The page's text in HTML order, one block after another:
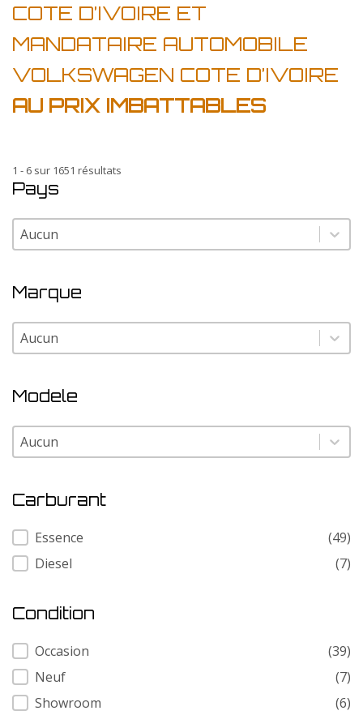
COTE D’IVOIRE ET
MANDATAIRE AUTOMOBILE
VOLKSWAGEN COTE D’IVOIRE
AU PRIX IMBATTABLES
1 - 6 sur 1651 résultats
Pays
Pays
Pays
Marque
Marque
Marque
Modele
Modele
Modele
Carburant
Carburant
Essence
(49)
Diesel
(7)
Condition
Condition
Occasion
(39)
Neuf
(7)
Showroom
(6)